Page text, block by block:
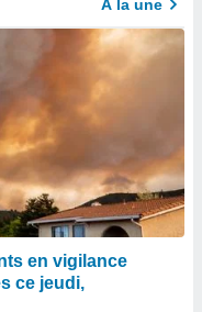
À la une
en vigilance
ce jeudi,